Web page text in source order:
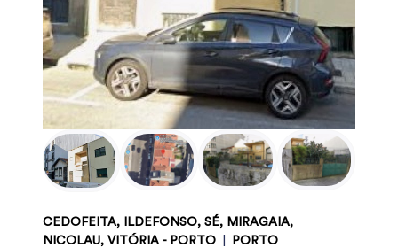
CEDOFEITA, ILDEFONSO, SÉ, MIRAGAIA,
NICOLAU, VITÓRIA - PORTO
PORTO